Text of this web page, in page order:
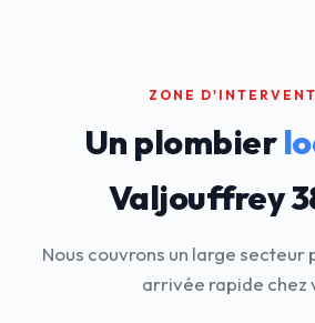
ZONE
Un plombier
Valjouffrey
Nous couvrons un large secteur
arrivée rapide chez